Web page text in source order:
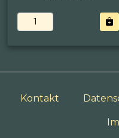
Kontakt